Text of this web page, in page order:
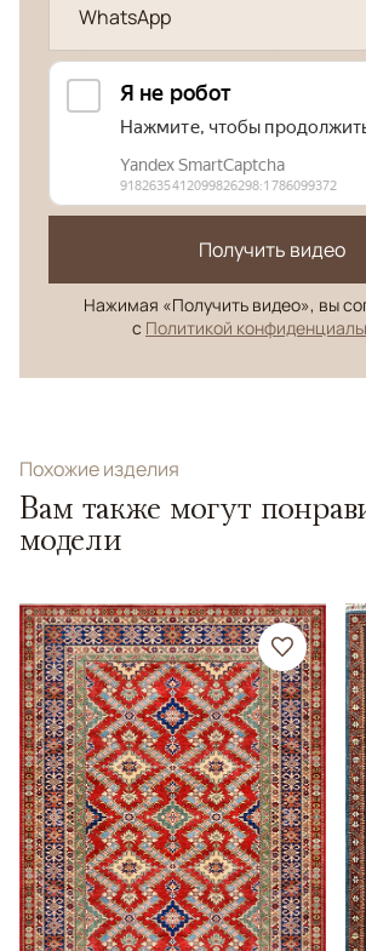
WhatsApp
Получить видео
Нажимая «Получить видео», вы
с Политикой
Похожие изделия
Вам также могут
модели